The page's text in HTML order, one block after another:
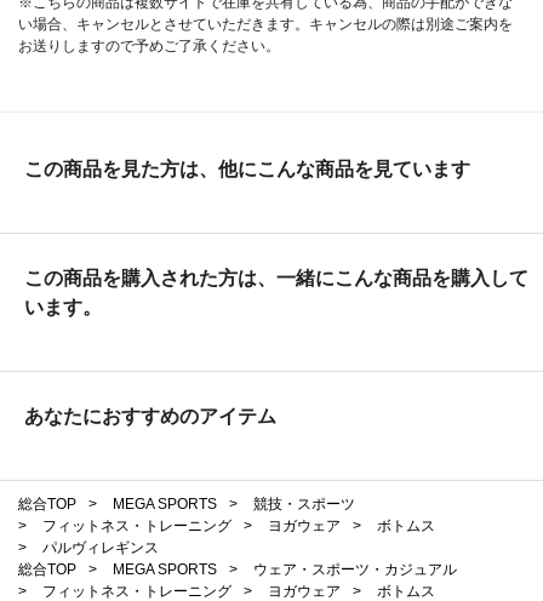
い場合、キャンセルとさせていただきます。キャンセルの際は別途ご案内を
お送りしますので予めご了承ください。
この商品を見た方は、他にこんな商品を見ています
この商品を購入された方は、一緒にこんな商品を購入して
います。
あなたにおすすめのアイテム
総合TOP > MEGA SPORTS >
競技・スポーツ
>
フィットネス・トレーニング > ヨガウェア >
ボトムス
>
パルヴィレギンス
総合TOP
> MEGA SPORTS >
ウェア・スポーツ・カジュアル
>
フィットネス・トレーニング > ヨガウェア >
ボトムス